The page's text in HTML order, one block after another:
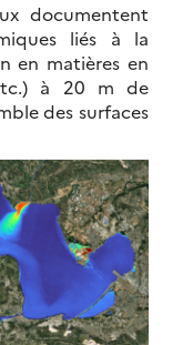
documentent
liés à la
en matières en
à 20 m de
des surfaces